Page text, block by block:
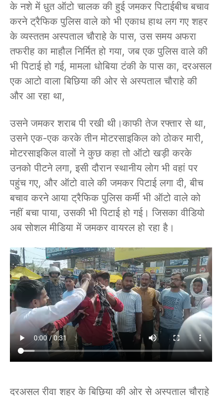
के नशे में धुत ऑटो चालक की हुई जमकर पिटाईबीच बचाव
करने ट्रैफिक पुलिस वाले को भी एकाध हाथ लग गए शहर
के व्यस्ततम अस्पताल चौराहे के पास, उस समय अफरा
तफरीह का माहौल निर्मित हो गया, जब एक पुलिस वाले की
भी पिटाई हो गई, मामला धोबिया टंकी के पास का, दरअसल
एक आटो वाला बिछिया की ओर से अस्पताल चौराहे की
और आ रहा था,
उसने जमकर शराब पी रखी थी।काफी तेज रफ्तार से था,
उसने एक-एक करके तीन मोटरसाइकिल को ठोकर मारी,
मोटरसाइकिल वालों ने कुछ कहा तो ऑटो खड़ी करके
उनको पीटने लगा, इसी दौरान स्थानीय लोग भी वहां पर
पहुंच गए, और ऑटो वाले की जमकर पिटाई लगा दी, बीच
बचाव करने आया ट्रैफिक पुलिस कर्मी भी ऑटो वाले को
नहीं बचा पाया, उसकी भी पिटाई हो गई। जिसका वीडियो
अब सोशल मीडिया में जमकर वायरल हो रहा है।
दरअसल रीवा शहर के बिछिया की ओर से अस्पताल चौराहे